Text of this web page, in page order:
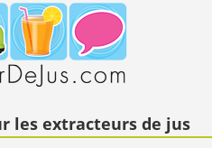
les extracteurs de jus